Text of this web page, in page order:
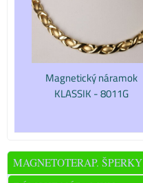
Magnetický náramok
KLASSIK - 8011G
MAGNETOTERAP. ŠPERKY